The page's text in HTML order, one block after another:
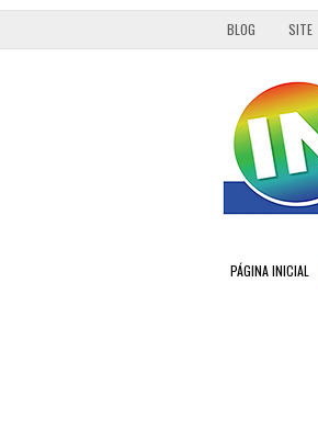
BLOG SITE
PÁGINA INICIAL